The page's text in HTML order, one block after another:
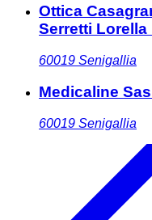
Ottica
Serretti Lorella
60019 Senigallia
Medicaline
60019 Senigallia